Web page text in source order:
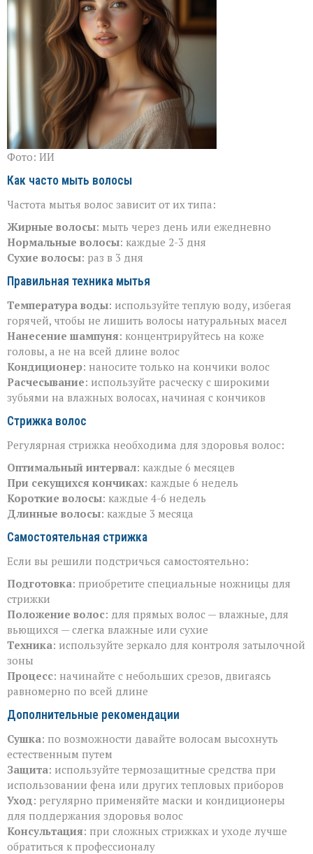
Фото: ИИ
Как часто мыть волосы
Частота мытья волос зависит от их типа:
Жирные волосы: мыть через день или ежедневно
Нормальные волосы: каждые 2-3 дня
Сухие волосы: раз в 3 дня
Правильная техника мытья
Температура воды: используйте теплую воду, избегая
горячей, чтобы не лишить волосы натуральных масел
Нанесение шампуня: концентрируйтесь на коже
головы, а не на всей длине волос
Кондиционер: наносите только на кончики волос
Расчесывание: используйте расческу с широкими
зубьями на влажных волосах, начиная с кончиков
Стрижка волос
Регулярная стрижка необходима для здоровья волос:
Оптимальный интервал: каждые 6 месяцев
При секущихся кончиках: каждые 6 недель
Короткие волосы: каждые 4-6 недель
Длинные волосы: каждые 3 месяца
Самостоятельная стрижка
Если вы решили подстричься самостоятельно:
Подготовка: приобретите специальные ножницы для
стрижки
Положение волос: для прямых волос — влажные, для
вьющихся — слегка влажные или сухие
Техника: используйте зеркало для контроля затылочной
зоны
Процесс: начинайте с небольших срезов, двигаясь
равномерно по всей длине
Дополнительные рекомендации
Сушка: по возможности давайте волосам высохнуть
естественным путем
Защита: используйте термозащитные средства при
использовании фена или других тепловых приборов
Уход: регулярно применяйте маски и кондиционеры
для поддержания здоровья волос
Консультация: при сложных стрижках и уходе лучше
обратиться к профессионалу